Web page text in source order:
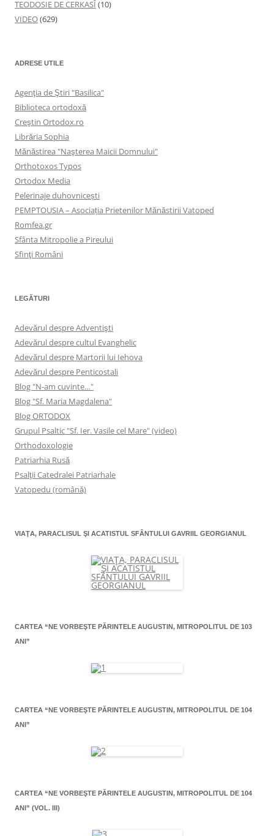
TEODOSIE DE CERKASÎ(10)
VIDEO(629)
ADRESE UTILE
Agenţia de Ştiri "Basilica"
Biblioteca ortodoxă
Creştin Ortodox.ro
Librăria Sophia
Mănăstirea "Naşterea Maicii Domnului"
Orthotoxos Typos
Ortodox Media
Pelerinaje duhovnicești
PEMPTOUSIA – Asociația Prietenilor Mănăstirii Vatoped
Romfea.gr
Sfânta Mitropolie a Pireului
Sfinţi Români
LEGĂTURI
Adevărul despre Adventişti
Adevărul despre cultul Evanghelic
Adevărul despre Martorii lui Iehova
Adevărul despre Penticostali
Blog "N-am cuvinte…"
Blog "Sf. Maria Magdalena"
Blog ORTODOX
Grupul Psaltic "Sf. Ier. Vasile cel Mare" (video)
Orthodoxologie
Patriarhia Rusă
Psalţii Catedralei Patriarhale
Vatopedu (română)
VIAŢA, PARACLISUL ŞI ACATISTUL SFÂNTULUI GAVRIIL GEORGIANUL
CARTEA “NE VORBEŞTE PĂRINTELE AUGUSTIN, MITROPOLITUL DE 103
ANI”
CARTEA “NE VORBEŞTE PĂRINTELE AUGUSTIN, MITROPOLITUL DE 104
ANI”
CARTEA “NE VORBEŞTE PĂRINTELE AUGUSTIN, MITROPOLITUL DE 104
ANI” (VOL. III)